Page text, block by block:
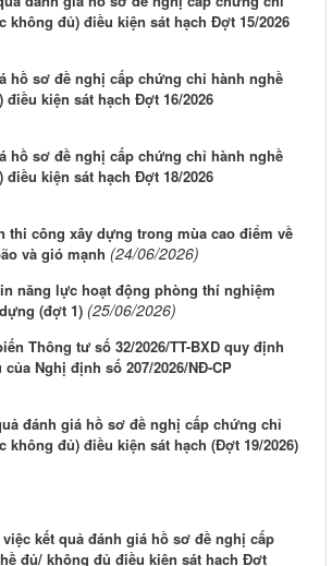
không đủ) điều kiện sát hạch Đợt 15/2026
hồ sơ đề nghị cấp chứng chỉ hành nghề
điều kiện sát hạch Đợt 16/2026
hồ sơ đề nghị cấp chứng chỉ hành nghề
điều kiện sát hạch Đợt 18/2026
thi công xây dựng trong mùa cao điểm về
và gió mạnh (24/06/2026)
năng lực hoạt động phòng thí nghiệm
(đợt 1) (25/06/2026)
Thông tư số 32/2026/TT-BXD quy định
Nghị định số 207/2026/NĐ-CP
đánh giá hồ sơ đề nghị cấp chứng chỉ
không đủ) điều kiện sát hạch (Đợt 19/2026)
việc kết quả đánh giá hồ sơ đề nghị cấp
đủ/ không đủ điều kiện sát hạch Đợt